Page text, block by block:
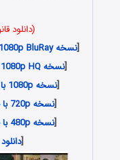
(دانلود
[نسخه 1080p BluRay با حجم 2.87 گیگابایت – 10.000 تومان
[نسخه 1080p HQ با حجم 1.4 گیگابایت – 9.500 تومان
[نسخه 1080p با حجم 945 مگابایت – 9.000 تومان
[نسخه 720p با حجم 420 مگابایت – 8.500 تومان
[نسخه 480p با حجم 253 مگابایت – 8.000 تومان
[